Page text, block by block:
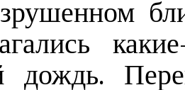
дождь.